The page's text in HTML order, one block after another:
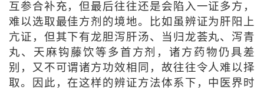
互参合补充，但最后往往还是会陷入一证多方，
难以选取最佳方剂的境地。比如虽辨证为肝阳上
亢证，但其下有龙胆泻肝汤、当归龙荟丸、泻青
丸、天麻钩藤饮等多首方剂，诸方药物仍具差
别，又不可谓诸方功效相同，故往往令人难以择
取。因此，在这样的辨证方法体系下，中医界时